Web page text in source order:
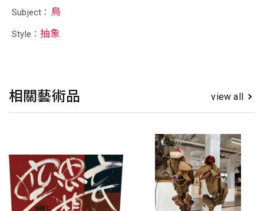
Subject： 鳥
Style：抽象
相關藝術品 view all